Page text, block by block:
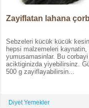
Zayiflatan lahana
Sebzeleri kücük kücük
hepsi malzemeleri kaynatin,
yumusamasinlar. Bu
aciktiginizda yiyebilirsinz.
500 g zayiflayabilirsin...
Diyet Yemekler